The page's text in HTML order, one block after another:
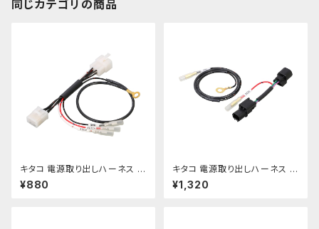
同じカテゴリの商品
キタコ 電源取り出しハーネス ス
ーパーカブ50/110 etc【756-1
436900】
¥880
キタコ 電源取り出しハーネス レ
ブル250 etc【756-1860900】
¥1,320